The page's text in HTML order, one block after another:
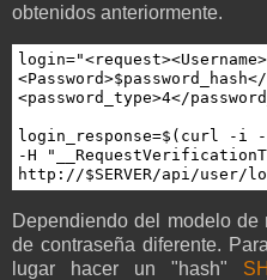
obtenidos anteriormente.
<password_type>4</
login_response=$(curl -i -
-H
http://$SERVER/api/user/
Dependiendo del modelo
de contraseña diferente.
lugar hacer un "hash"